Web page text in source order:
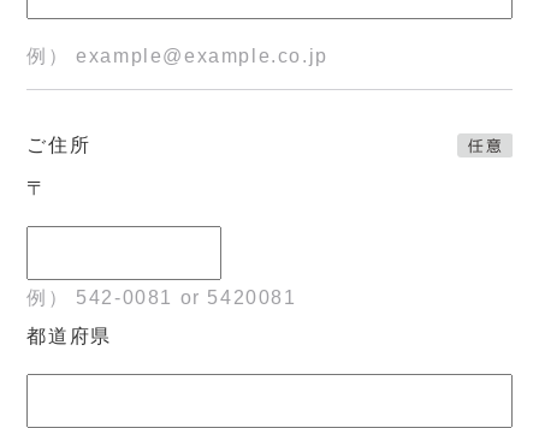
例） example@example.co.jp
ご住所
〒
例） 542-0081 or 5420081
都道府県